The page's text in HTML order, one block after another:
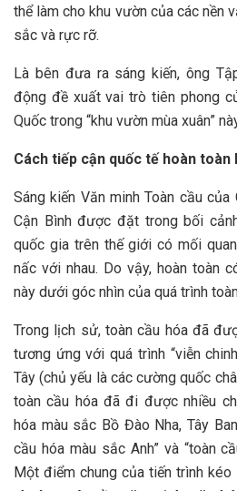
thể làm cho khu vườn của các nền
sắc và rực rỡ.
Là bên đưa ra sáng kiến, ông
động đề xuất vai trò tiên phong
Quốc trong “khu vườn mùa xuân”
Cách tiếp cận quốc tế hoàn toàn
Sáng kiến Văn minh Toàn cầu của
Cận Bình được đặt trong bối
quốc gia trên thế giới có mối
nấc với nhau. Do vậy, hoàn toàn
này dưới góc nhìn của quá trình
Trong lịch sử, toàn cầu hóa đã
tương ứng với quá trình “viễn
Tây (chủ yếu là các cường quốc
toàn cầu hóa đã đi được nhiều
hóa màu sắc Bồ Đào Nha, Tây
cầu hóa màu sắc Anh” và “toàn
Một điểm chung của tiến trình